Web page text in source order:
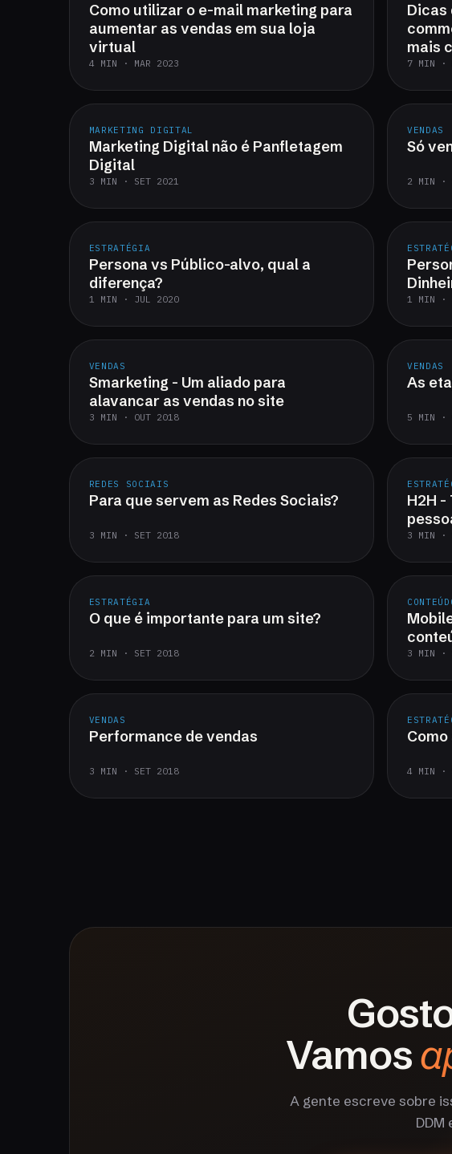
Como utilizar o e-mail marketing para
aumentar as vendas em sua loja
virtual
4 MIN · MAR 2023
Dicas
mais
7 MIN ·
MARKETING DIGITAL
Marketing Digital não é Panfletagem
Digital
3 MIN · SET 2021
VENDAS
Só
2 MIN ·
ESTRATÉGIA
Persona vs Público-alvo, qual a
diferença?
1 MIN · JUL 2020 1 MIN ·
VENDAS
Smarketing - Um aliado para
alavancar as vendas no site
3 MIN · OUT 2018
VENDAS
As
5 MIN ·
REDES SOCIAIS
Para que servem as Redes Sociais?
3 MIN · SET 2018
H2H -
3 MIN ·
ESTRATÉGIA
O que é importante para um site?
2 MIN · SET 2018 3 MIN ·
VENDAS
Performance de vendas
3 MIN · SET 2018 4 MIN ·
Vamos
A gente escreve sobre
DDM